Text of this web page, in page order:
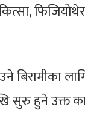
बिरामीका
सुरु हुने उक्त